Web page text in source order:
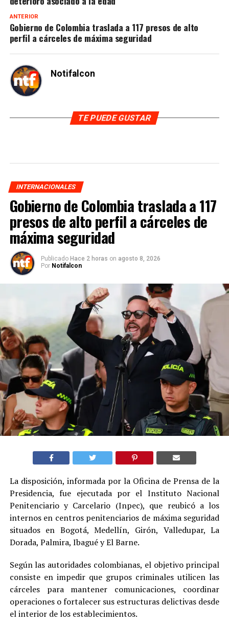
ANTERIOR
Gobierno de Colombia traslada a 117 presos de alto
perfil a cárceles de máxima seguridad
Notifalcon
TE PUEDE GUSTAR
INTERNACIONALES
Gobierno de Colombia traslada a 117
presos de alto perfil a cárceles de
máxima seguridad
Publicado Hace 2 horas on agosto 8, 2026
Por Notifalcon
La disposición, informada por la Oficina de Prensa de la
Presidencia, fue ejecutada por el Instituto Nacional
Penitenciario y Carcelario (Inpec), que reubicó a los
internos en centros penitenciarios de máxima seguridad
situados en Bogotá, Medellín, Girón, Valledupar, La
Dorada, Palmira, Ibagué y El Barne.
Según las autoridades colombianas, el objetivo principal
consiste en impedir que grupos criminales utilicen las
cárceles para mantener comunicaciones, coordinar
operaciones o fortalecer sus estructuras delictivas desde
el interior de los establecimientos.